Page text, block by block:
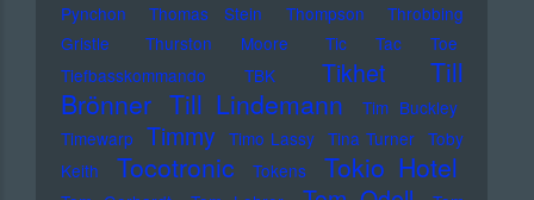
Pynchon
Thomas Stein Thompson
Throbbing
Gristle
Thurston Moore
Tic Tac Toe
Tiefbasskommando TBK
Tikhet
Till
Brönner Till Lindemann
Tim Buckley
Timewarp Timmy Timo Lassy Tina Turner Toby
Keith
Tocotronic Tokens Tokio Hotel